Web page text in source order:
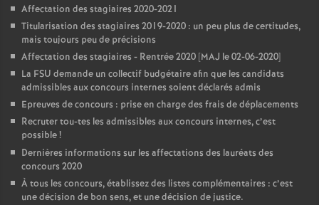
Affectation des stagiaires 2020-2021
Titularisation des stagiaires 2019-2020 : un peu plus de certitudes,
mais toujours peu de précisions
Affectation des stagiaires - Rentrée 2020 [MAJ le 02-06-2020]
La FSU demande un collectif budgétaire afin que les candidats
admissibles aux concours internes soient déclarés admis
Epreuves de concours : prise en charge des frais de déplacements
Recruter tou-tes les admissibles aux concours internes, c’est
possible!
Dernières informations sur les affectations des lauréats des
concours 2020
À tous les concours, établissez des listes complémentaires : c’est
une décision de bon sens, et une décision de justice.